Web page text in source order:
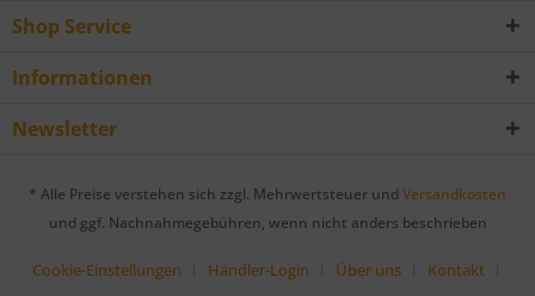
Shop Service
Informationen
Newsletter
* Alle Preise verstehen sich zzgl. Mehrwertsteuer und Versandkosten
und ggf. Nachnahmegebühren, wenn nicht anders beschrieben
Cookie-Einstellungen Händler-Login Über uns Kontakt